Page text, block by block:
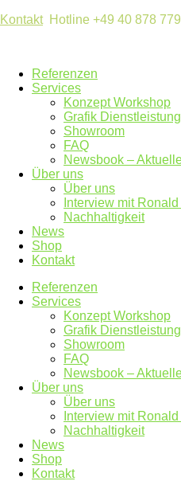
KontaktHotline +49 40 878
Referenzen
Services
Konzept Workshop
Grafik
Showroom
FAQ
Newsbook –
Über uns
Über uns
Interview mit
Nachhaltigkeit
News
Shop
Kontakt
Referenzen
Services
Konzept Workshop
Grafik
Showroom
FAQ
Newsbook –
Über uns
Über uns
Interview mit
Nachhaltigkeit
News
Shop
Kontakt